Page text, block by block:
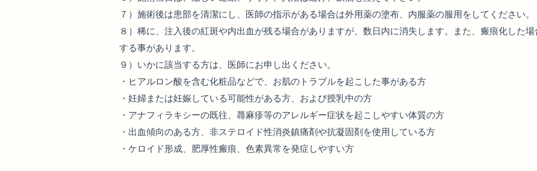
７）施術後は患部を清潔にし、医師の指示がある場合は外用薬の塗布、内服薬の服用をしてください。
８）稀に、注入後の紅斑や内出血が残る場合がありますが、数日内に消失します。また、瘢痕化した
する事があります。
９）いかに該当する方は、医師にお申し出ください。
・ヒアルロン酸を含む化粧品などで、お肌のトラブルを起こした事がある方
・妊婦または妊娠している可能性がある方、および授乳中の方
・アナフィラキシーの既往、蕁麻疹等のアレルギー症状を起こしやすい体質の方
・出血傾向のある方、非ステロイド性消炎鎮痛剤や抗凝固剤を使用している方
・ケロイド形成、肥厚性瘢痕、色素異常を発症しやすい方